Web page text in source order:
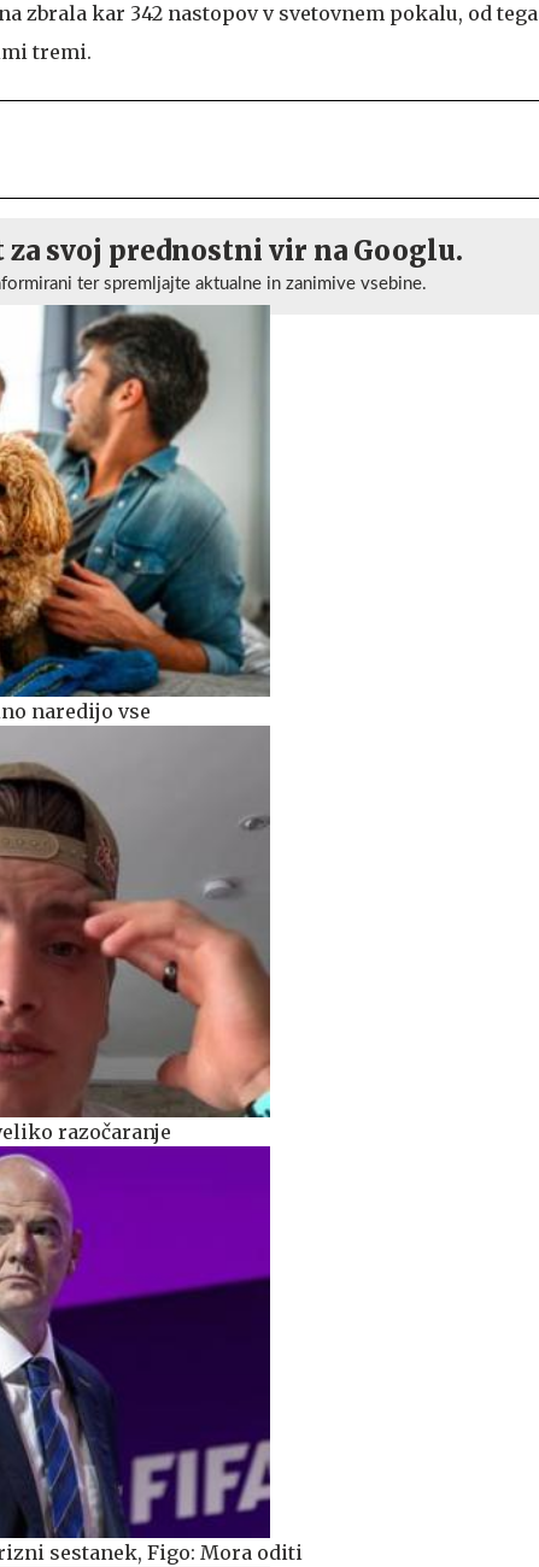
zbrala kar 342 nastopov v svetovnem pokalu, od tega
tremi.
svoj prednostni vir na Googlu.
ter spremljajte aktualne in zanimive vsebine.
naredijo vse
razočaranje
sestanek, Figo: Mora oditi